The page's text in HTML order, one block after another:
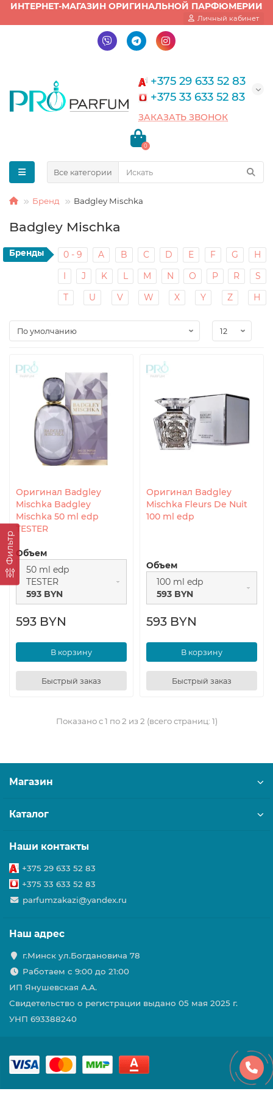
Личный кабинет
ИНТЕРНЕТ-МАГАЗИН ОРИГИНАЛЬНОЙ ПАРФЮМЕРИИ
+375 29 633 52 83
+375 33 633 52 83
ЗАКАЗАТЬ ЗВОНОК
0
Все категории
Бренд Badgley Mischka
Badgley Mischka
Бренды 0 - 9 A B C D E F G
H
I
J K L M N O P R
S
T
U V W X Y Z Н
Фильтр
Оригинал Badgley
Mischka Badgley
Mischka 50 ml edp
TESTER
Объем
50 ml edp
TESTER
593 BYN
593 BYN
В корзину
Быстрый заказ
Оригинал Badgley
Mischka Fleurs De Nuit
100 ml edp
Объем
100 ml edp
593 BYN
593 BYN
В корзину
Быстрый заказ
Показано с 1 по 2 из 2 (всего страниц: 1)
Магазин
Каталог
Наши контакты
+375 29 633 52 83
+375 33 633 52 83
parfumzakazi@yandex.ru
Наш адрес
г.Минск ул.Богдановича 78
Работаем с 9:00 до 21:00
ИП Янушевская А.А.
Свидетельство о регистрации выдано 05 мая 2025 г.
УНП 693388240